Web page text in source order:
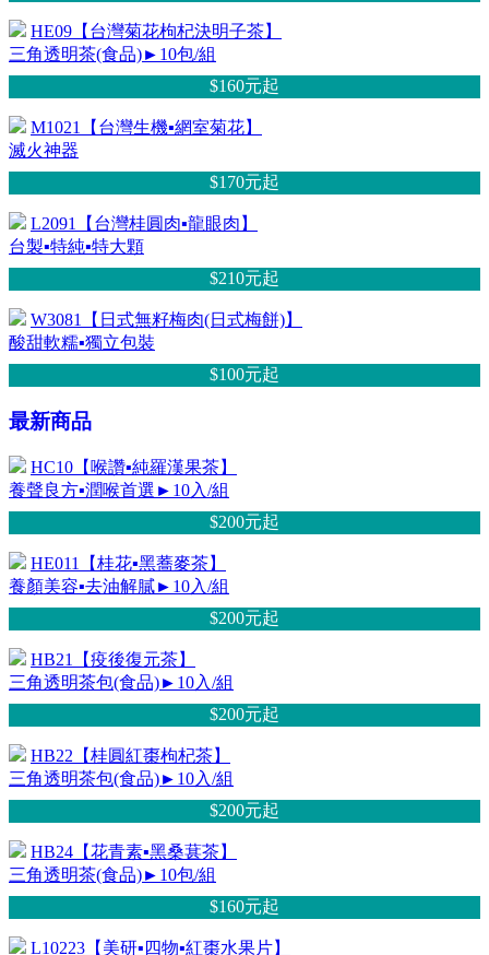
HE09【台灣菊花枸杞決明子茶】
三角透明茶(食品)►10包/組
$160元起
M1021【台灣生機▪網室菊花】
滅火神器
$170元起
L2091【台灣桂圓肉▪龍眼肉】
台製▪特純▪特大顆
$210元起
W3081【日式無籽梅肉(日式梅餅)】
酸甜軟糯▪獨立包裝
$100元起
最新商品
HC10【喉讚▪純羅漢果茶】
養聲良方▪潤喉首選►10入/組
$200元起
HE011【桂花▪黑蕎麥茶】
養顏美容▪去油解膩►10入/組
$200元起
HB21【疫後復元茶】
三角透明茶包(食品)►10入/組
$200元起
HB22【桂圓紅棗枸杞茶】
三角透明茶包(食品)►10入/組
$200元起
HB24【花青素▪黑桑葚茶】
三角透明茶(食品)►10包/組
$160元起
L10223【美研▪四物▪紅棗水果片】